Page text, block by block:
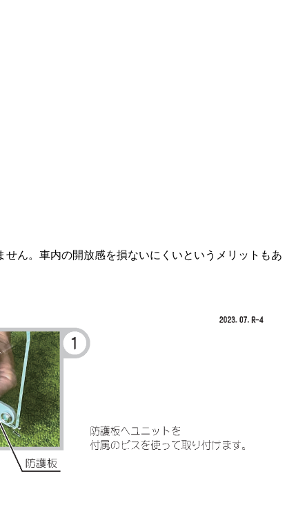
ん。車内の開放感を損ないにくいというメリットもあ